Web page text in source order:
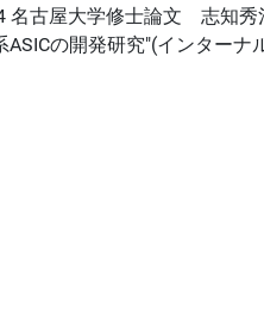
古屋大学修士論文 志知秀
ASICの開発研究"(インターナ